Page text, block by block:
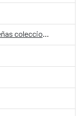
Conservación preventiva para pequeñas colecciones